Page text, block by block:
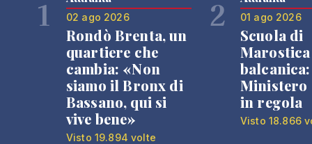
1 02 ago 2026
Rondò Brenta, un
quartiere che
cambia: «Non
siamo il Bronx di
Bassano, qui si
vive bene»
Visto 19.894 volte
2 01 ago 2026
Scuola di
Ministero
in regola
Visto 18.866